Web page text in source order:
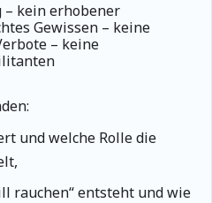
– kein erhobener
Gewissen – keine
– keine
und welche Rolle die
rauchen“ entsteht und wie